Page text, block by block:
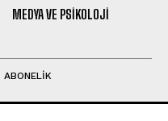
MEDYA VE PSIKOLOJI
ABONELIK